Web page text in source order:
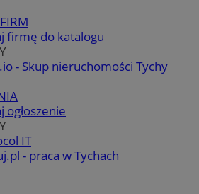
firmę do katalogu
- Skup nieruchomości Tychy
ogłoszenie
IT
- praca w Tychach